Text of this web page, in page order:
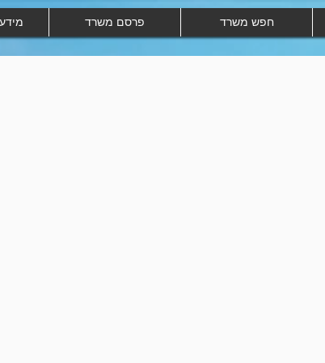
חפש משרד פרסם משרד